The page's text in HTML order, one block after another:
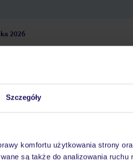
Szczegóły
komfortu użytkowania strony
są także do analizowania ruchu
2026